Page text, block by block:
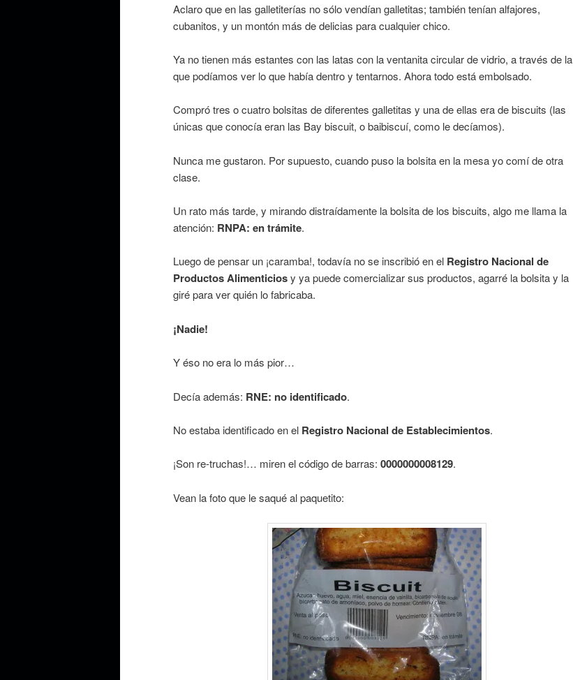
Aclaro que en las galletiterías no sólo vendían galletitas; también tenían alfajores,
cubanitos, y un montón más de delicias para cualquier chico.
Ya no tienen más estantes con las latas con la ventanita circular de vidrio, a través de la
que podíamos ver lo que había dentro y tentarnos. Ahora todo está embolsado.
Compró tres o cuatro bolsitas de diferentes galletitas y una de ellas era de biscuits (las
únicas que conocía eran las Bay biscuit, o baibiscuí, como le decíamos).
Nunca me gustaron. Por supuesto, cuando puso la bolsita en la mesa yo comí de otra
clase.
Un rato más tarde, y mirando distraídamente la bolsita de los biscuits, algo me llama la
atención: RNPA: en trámite.
Luego de pensar un ¡caramba!, todavía no se inscribió en el Registro Nacional de
Productos Alimenticiosy ya puede comercializar sus productos, agarré la bolsita y la
giré para ver quién lo fabricaba.
¡Nadie!
Y éso no era lo más pior…
Decía además: RNE: no identificado.
No estaba identificado en el Registro Nacional de Establecimientos.
¡Son re-truchas!… miren el código de barras: 0000000008129.
Vean la foto que le saqué al paquetito: